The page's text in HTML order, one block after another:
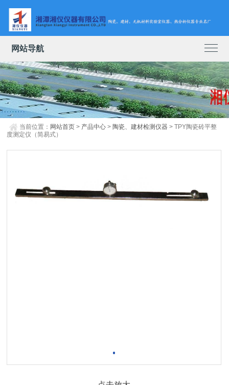
网站导航
当前位置： 网站首页 > 产品中心 > 陶瓷、建材检测仪器 > TPY陶瓷砖平整
度测定仪（简易式）